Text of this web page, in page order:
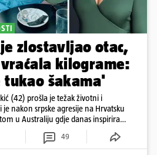
je zlostavljao otac,
kilograme:
šakama'
(42) prošla je težak životni i
nakon srpske agresije na Hrvatsku
u Australiju gdje danas inspirira
49